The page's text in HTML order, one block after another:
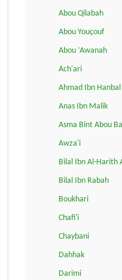
Abou Qilabah
Abou Youçouf
Abou ‘Awanah
Ach'ari
Ahmad Ibn Hanbal
Anas Ibn Malik
Asma Bint Abou
Awza'i
Bilal Ibn Al-Harith
Bilal Ibn Rabah
Boukhari
Chafi'i
Chaybani
Dahhak
Darimi